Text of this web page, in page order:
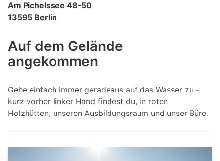
Am Pichelssee 48-50
13595 Berlin
Auf dem Gelände
angekommen
Gehe einfach immer geradeaus auf das Wasser zu -
kurz vorher linker Hand findest du, in roten
Holzhütten, unseren Ausbildungsraum und unser Büro.